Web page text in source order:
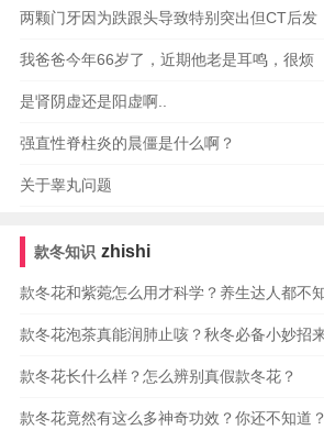
两颗门牙因为跌跟头导致特别突出但CT后发
我爸爸今年66岁了，近期他老是耳鸣，很烦
是肾阴虚还是阳虚啊..
强直性脊柱炎的晨僵是什么啊？
关于睾丸问题
款冬知识 zhishi
款冬花和紫菀怎么用才科学？养生达人都不
款冬花泡茶真能润肺止咳？秋冬必备小妙招
款冬花长什么样？怎么辨别真假款冬花？
款冬花竟然有这么多神奇功效？你还不知道？